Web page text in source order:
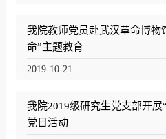
我院教师党员赴武汉革命博物
命”主题教育
2019-10-21
我院2019级研究生党支部开展
党日活动